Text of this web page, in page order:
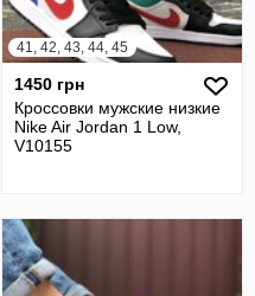
41, 42, 43, 44, 45
1450 грн
Кроссовки мужские низкие
Nike Air Jordan 1 Low,
V10155